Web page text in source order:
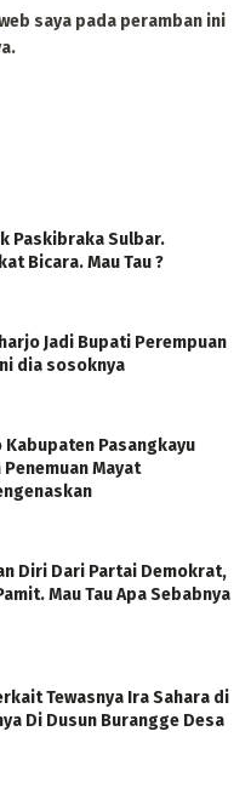
saya pada peramban ini
Paskibraka Sulbar.
Bicara. Mau Tau ?
Jadi Bupati Perempuan
dia sosoknya
Kabupaten Pasangkayu
Mayat
Diri Dari Partai Demokrat,
Mau Tau Apa Sebabnya
Tewasnya Ira Sahara di
Di Dusun Burangge Desa